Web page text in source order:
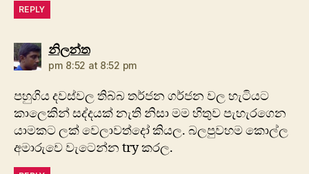
REPLY
නිලන්‍තsays:
pm 8:52 at 8:52 pm
පහුගිය දවස්වල තිබ්බ තර්ජන ගර්ජන වල හැටියට
කාලෙකින් සද්දයක් නැති නිසා මම හිතුව පැහැරගෙන
යාමකට ලක් වෙලාවත්දෝ කියල. බලපුවහම කොල්ල
අමාරුවෙ වැටෙන්න try කරල.